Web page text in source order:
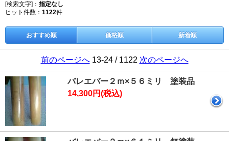
[検索文字]： 指定なし
ヒット件数： 1122件
おすすめ順 価格順 新着順
前のページへ13-24 / 1122 次のページへ
バレエバー２ｍ×５６ミリ 塗装品
14,300円(税込)